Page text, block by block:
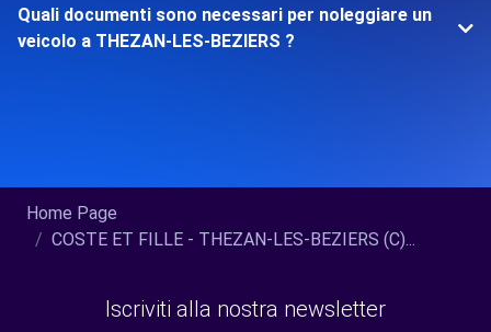
Quali documenti sono necessari per noleggiare un
veicolo a THEZAN-LES-BEZIERS ?
Home Page
COSTE ET FILLE - THEZAN-LES-BEZIERS (C)...
Iscriviti alla nostra newsletter